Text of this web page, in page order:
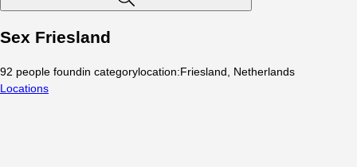
Sex Friesland
92 people foundin categorylocation:Friesland, Netherlands
Locations